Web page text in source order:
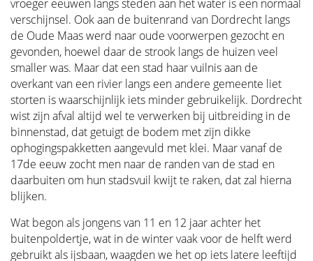
vroeger eeuwen langs steden aan het water is een normaal
verschijnsel. Ook aan de buitenrand van Dordrecht langs
de Oude Maas werd naar oude voorwerpen gezocht en
gevonden, hoewel daar de strook langs de huizen veel
smaller was. Maar dat een stad haar vuilnis aan de
overkant van een rivier langs een andere gemeente liet
storten is waarschijnlijk iets minder gebruikelijk. Dordrecht
wist zijn afval altijd wel te verwerken bij uitbreiding in de
binnenstad, dat getuigt de bodem met zijn dikke
ophogingspakketten aangevuld met klei. Maar vanaf de
17de eeuw zocht men naar de randen van de stad en
daarbuiten om hun stadsvuil kwijt te raken, dat zal hierna
blijken.
Wat begon als jongens van 11 en 12 jaar achter het
buitenpoldertje, wat in de winter vaak voor de helft werd
gebruikt als ijsbaan, waagden we het op iets latere leeftijd